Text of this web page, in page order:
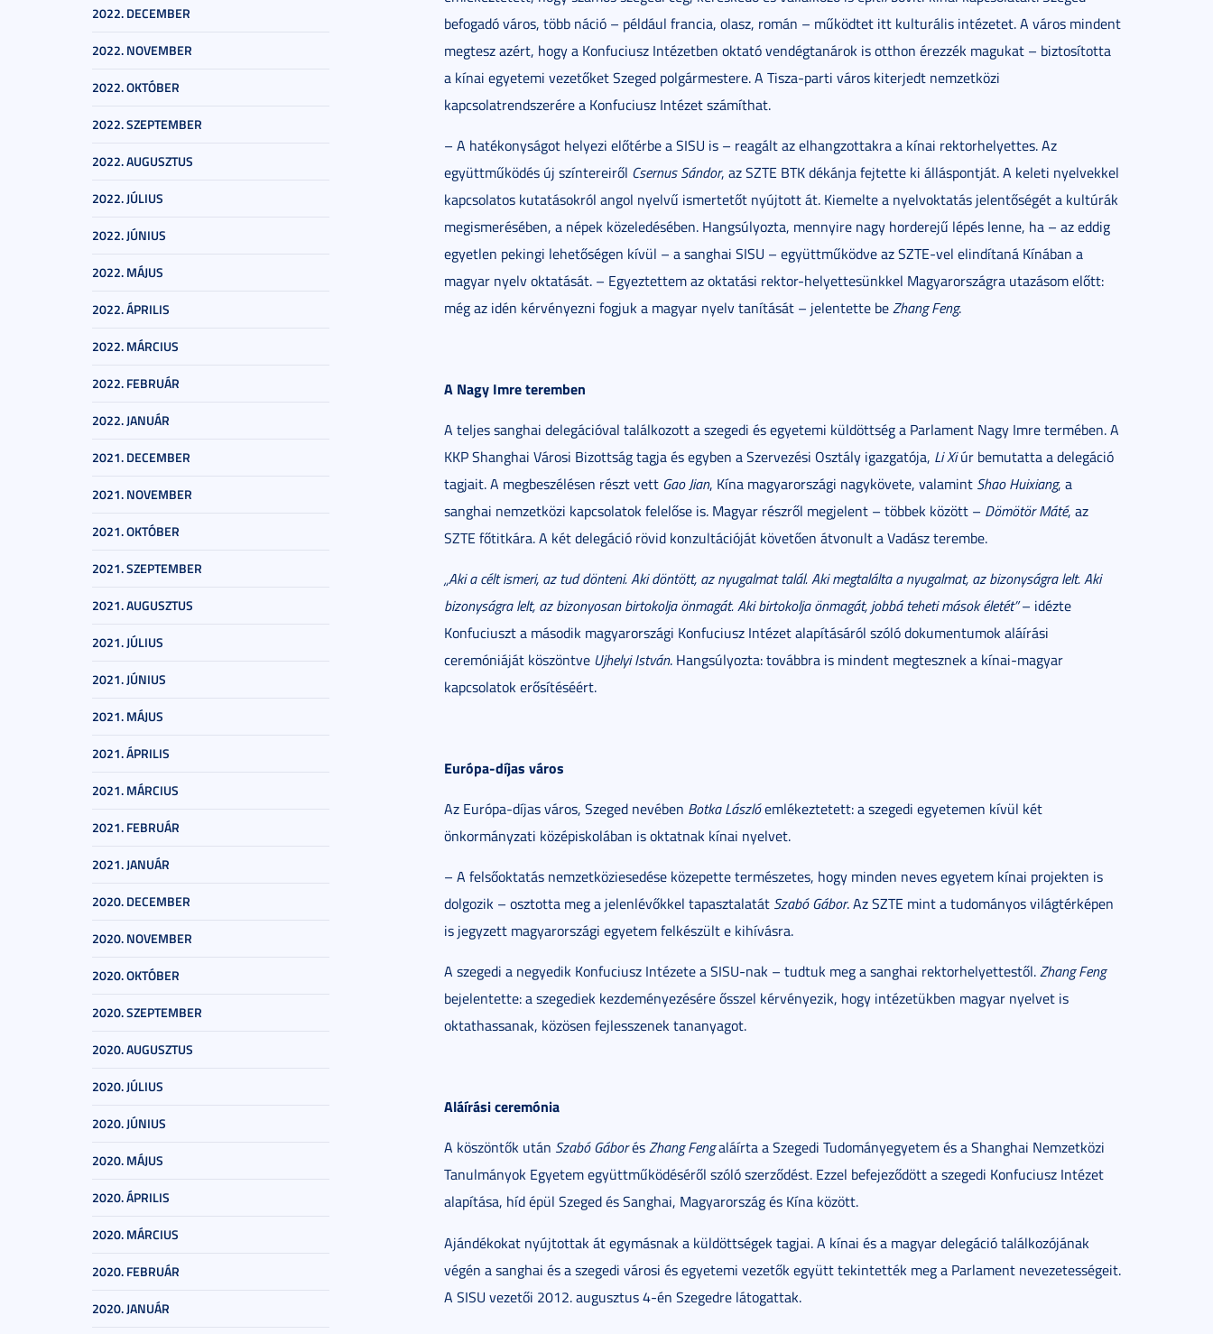
2022. DECEMBER
2022. NOVEMBER
2022. OKTÓBER
2022. SZEPTEMBER
2022. AUGUSZTUS
2022. JÚLIUS
2022. JÚNIUS
2022. MÁJUS
2022. ÁPRILIS
2022. MÁRCIUS
2022. FEBRUÁR
2022. JANUÁR
2021. DECEMBER
2021. NOVEMBER
2021. OKTÓBER
2021. SZEPTEMBER
2021. AUGUSZTUS
2021. JÚLIUS
2021. JÚNIUS
2021. MÁJUS
2021. ÁPRILIS
2021. MÁRCIUS
2021. FEBRUÁR
2021. JANUÁR
2020. DECEMBER
2020. NOVEMBER
2020. OKTÓBER
2020. SZEPTEMBER
2020. AUGUSZTUS
2020. JÚLIUS
2020. JÚNIUS
2020. MÁJUS
2020. ÁPRILIS
2020. MÁRCIUS
2020. FEBRUÁR
2020. JANUÁR
befogadó város, több náció – például francia, olasz, román – működtet itt kulturális intézetet. A város mindent
megtesz azért, hogy a Konfuciusz Intézetben oktató vendégtanárok is otthon érezzék magukat – biztosította
a kínai egyetemi vezetőket Szeged polgármestere. A Tisza-parti város kiterjedt nemzetközi
kapcsolatrendszerére a Konfuciusz Intézet számíthat.
– A hatékonyságot helyezi előtérbe a SISU is – reagált az elhangzottakra a kínai rektorhelyettes. Az
együttműködés új színtereiről Csernus Sándor, az SZTE BTK dékánja fejtette ki álláspontját. A keleti nyelvekkel
kapcsolatos kutatásokról angol nyelvű ismertetőt nyújtott át. Kiemelte a nyelvoktatás jelentőségét a kultúrák
megismerésében, a népek közeledésében. Hangsúlyozta, mennyire nagy horderejű lépés lenne, ha – az eddig
egyetlen pekingi lehetőségen kívül – a sanghai SISU – együttműködve az SZTE-vel elindítaná Kínában a
magyar nyelv oktatását. – Egyeztettem az oktatási rektor-helyettesünkkel Magyarországra utazásom előtt:
még az idén kérvényezni fogjuk a magyar nyelv tanítását – jelentette beZhang Feng.
A Nagy Imre teremben
A teljes sanghai delegációval találkozott a szegedi és egyetemi küldöttség a Parlament Nagy Imre termében. A
KKP Shanghai Városi Bizottság tagja és egyben a Szervezési Osztály igazgatója, Li Xiúr bemutatta a delegáció
tagjait. A megbeszélésen részt vett Gao Jian, Kína magyarországi nagykövete, valamint Shao Huixiang, a
sanghai nemzetközi kapcsolatok felelőse is. Magyar részről megjelent – többek között – Dömötör Máté, az
SZTE főtitkára. A két delegáció rövid konzultációját követően átvonult a Vadász terembe.
„Aki a célt ismeri, az tud dönteni. Aki döntött, az nyugalmat talál. Aki megtalálta a nyugalmat, az bizonyságra lelt. Aki
bizonyságra lelt, az bizonyosan birtokolja önmagát. Aki birtokolja önmagát, jobbá teheti mások életét”– idézte
Konfuciuszt a második magyarországi Konfuciusz Intézet alapításáról szóló dokumentumok aláírási
ceremóniáját köszöntve Ujhelyi István. Hangsúlyozta: továbbra is mindent megtesznek a kínai-magyar
kapcsolatok erősítéséért.
Európa-díjas város
Az Európa-díjas város, Szeged nevében Botka Lászlóemlékeztetett: a szegedi egyetemen kívül két
önkormányzati középiskolában is oktatnak kínai nyelvet.
– A felsőoktatás nemzetköziesedése közepette természetes, hogy minden neves egyetem kínai projekten is
dolgozik – osztotta meg a jelenlévőkkel tapasztalatát Szabó Gábor. Az SZTE mint a tudományos világtérképen
is jegyzett magyarországi egyetem felkészült e kihívásra.
A szegedi a negyedik Konfuciusz Intézete a SISU-nak – tudtuk meg a sanghai rektorhelyettestől.Zhang Feng
bejelentette: a szegediek kezdeményezésére ősszel kérvényezik, hogy intézetükben magyar nyelvet is
oktathassanak, közösen fejlesszenek tananyagot.
Aláírási ceremónia
A köszöntők után Szabó GáborésZhang Fengaláírta a Szegedi Tudományegyetem és a Shanghai Nemzetközi
Tanulmányok Egyetem együttműködéséről szóló szerződést. Ezzel befejeződött a szegedi Konfuciusz Intézet
alapítása, híd épül Szeged és Sanghai, Magyarország és Kína között.
Ajándékokat nyújtottak át egymásnak a küldöttségek tagjai. A kínai és a magyar delegáció találkozójának
végén a sanghai és a szegedi városi és egyetemi vezetők együtt tekintették meg a Parlament nevezetességeit.
A SISU vezetői 2012. augusztus 4-én Szegedre látogattak.